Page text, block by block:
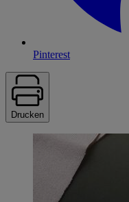
Pinterest
Drucken